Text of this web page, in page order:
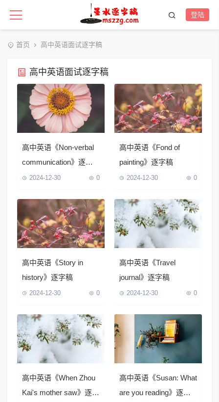
登陆
首页 高中英语面试逐字稿
高中英语面试逐字稿
高中英语《Non-verbal
communication》逐字
稿 2024-12-30 0
高中英语《Fond of
painting》逐字稿
2024-12-30 0
高中英语《Story in
history》逐字稿
2024-12-30 0
高中英语《Travel
journal》逐字稿
2024-12-30 0
高中英语《When Zhou
Kai's mother saw》逐字
高中英语《Susan: What
are you reading》逐字